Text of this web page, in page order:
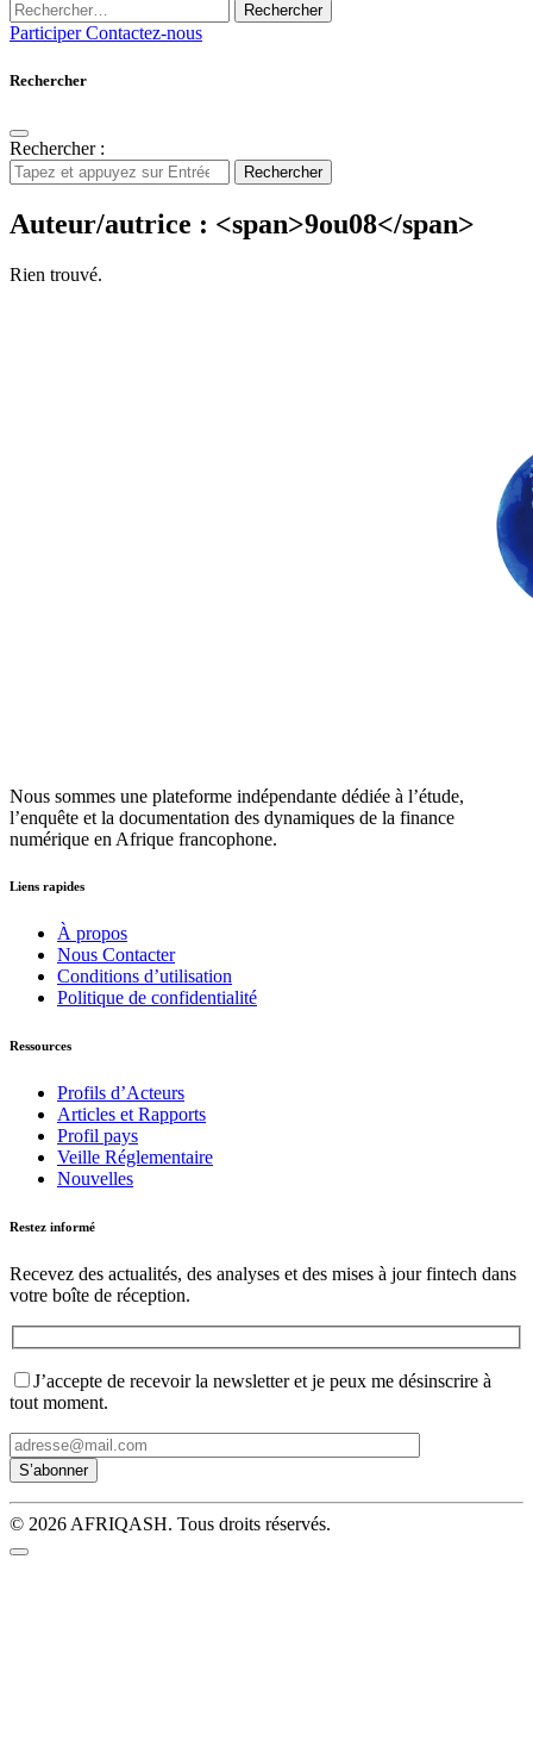
Rechercher
ParticiperContactez-nous
Rechercher
Rechercher :
Rechercher
Auteur/autrice : <span>9ou08</span>
Rien trouvé.
Nous sommes une plateforme indépendante dédiée à l’étude,
l’enquête et la documentation des dynamiques de la finance
numérique en Afrique francophone.
Liens rapides
À propos
Nous Contacter
Conditions d’utilisation
Politique de confidentialité
Ressources
Profils d’Acteurs
Articles et Rapports
Profil pays
Veille Réglementaire
Nouvelles
Restez informé
Recevez des actualités, des analyses et des mises à jour fintech dans
votre boîte de réception.
J’accepte de recevoir la newsletter et je peux me désinscrire à
tout moment.
© 2026 AFRIQASH. Tous droits réservés.